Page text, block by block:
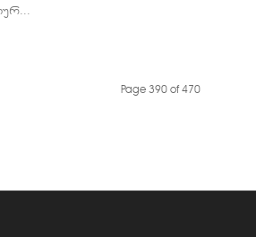
Page 390 of 470